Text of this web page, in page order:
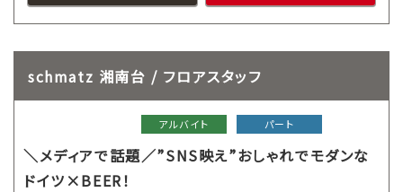
schmatz 湘南台 / フロアスタッフ
アルバイト パート
＼メディアで話題／”SNS映え”おしゃれでモダンな
ドイツ×BEER！